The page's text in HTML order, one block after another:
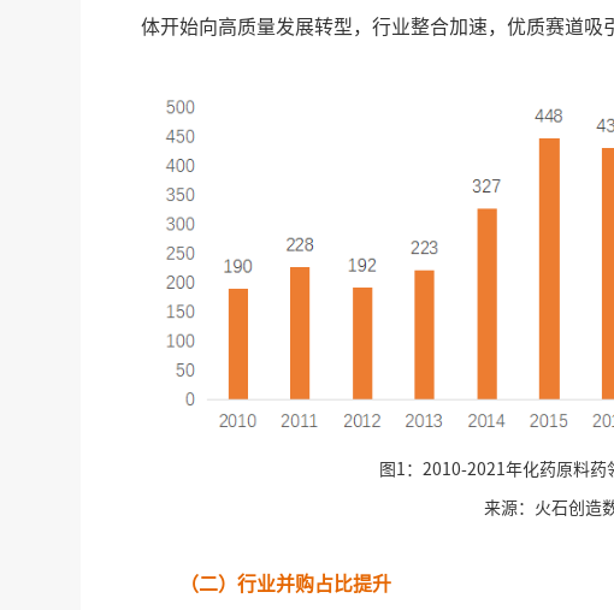
体开始向高质量发展转型，行业整合加速，优质赛道吸
图1：2010-2021年化药原料药
来源：火石创造
（二）行业并购占比提升